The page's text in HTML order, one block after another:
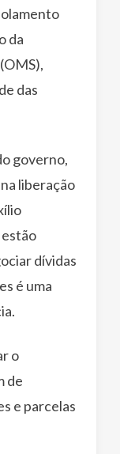
da
das
governo,
liberação
dívidas
é uma
o
de
e parcelas